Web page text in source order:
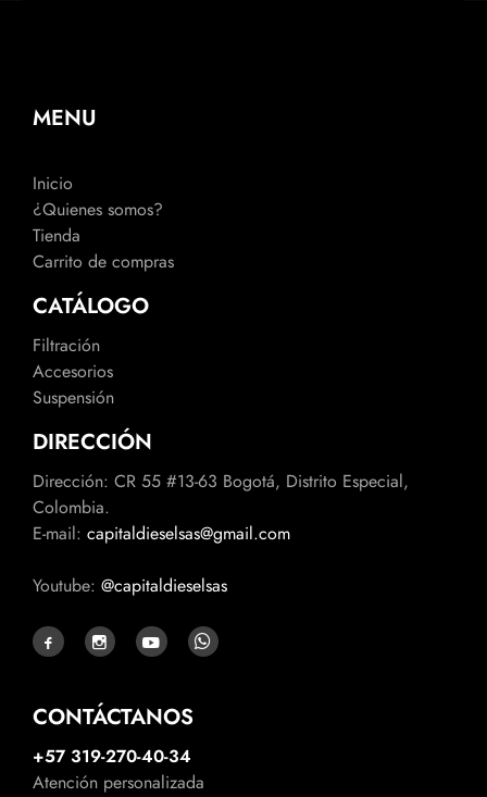
MENU
Inicio
¿Quienes somos?
Tienda
Carrito de compras
CATÁLOGO
Filtración
Accesorios
Suspensión
DIRECCIÓN
Dirección: CR 55 #13-63 Bogotá, Distrito Especial,
Colombia.
E-mail: capitaldieselsas@gmail.com
Youtube: @capitaldieselsas
CONTÁCTANOS
+57 319-270-40-34
Atención personalizada